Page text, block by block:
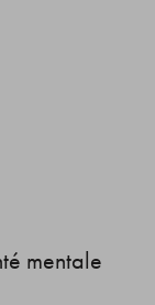
mentale